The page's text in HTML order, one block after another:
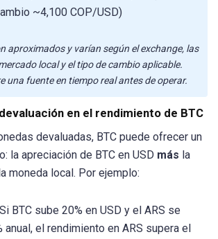
~4,100 COP/USD)
aproximados y varían según el exchange, las
local y el tipo de cambio aplicable.
una fuente en tiempo real antes de operar.
en el rendimiento de BTC
devaluadas, BTC puede ofrecer un
la apreciación de BTC en USD más la
moneda local. Por ejemplo:
Si BTC sube 20% en USD y el ARS se
anual, el rendimiento en ARS supera el